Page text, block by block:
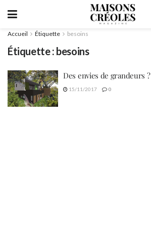
Accueil Étiquette besoins
Étiquette : besoins
Des envies de grandeurs ?
15/11/2017 0